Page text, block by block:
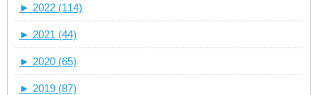
► 2022 (114)
► 2021 (44)
► 2020 (65)
► 2019 (87)